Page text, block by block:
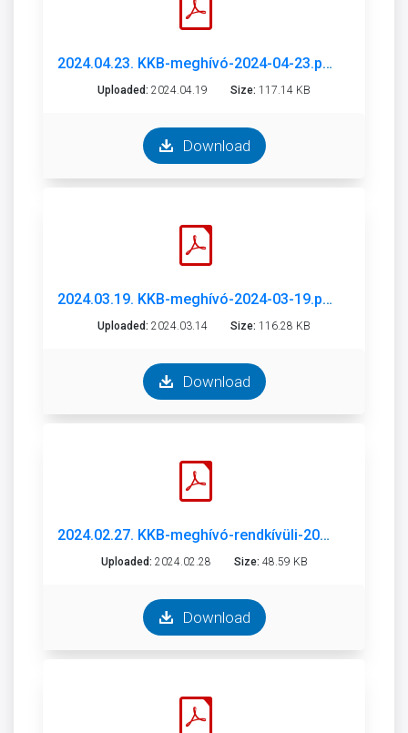
2024.04.23. KKB-meghívó-2024-04-23.pdf
Uploaded: 2024.04.19 Size: 117.14 KB
Download
2024.03.19. KKB-meghívó-2024-03-19.pdf
Uploaded: 2024.03.14 Size: 116.28 KB
Download
2024.02.27. KKB-meghívó-rendkívüli-2024-02-27.pdf
Uploaded: 2024.02.28 Size: 48.59 KB
Download